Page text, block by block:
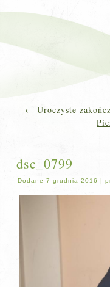
← Uroczyste
dsc_0799
Dodane 7 grudnia 2016 |